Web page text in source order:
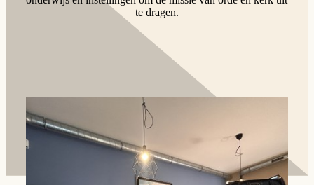
te dragen.